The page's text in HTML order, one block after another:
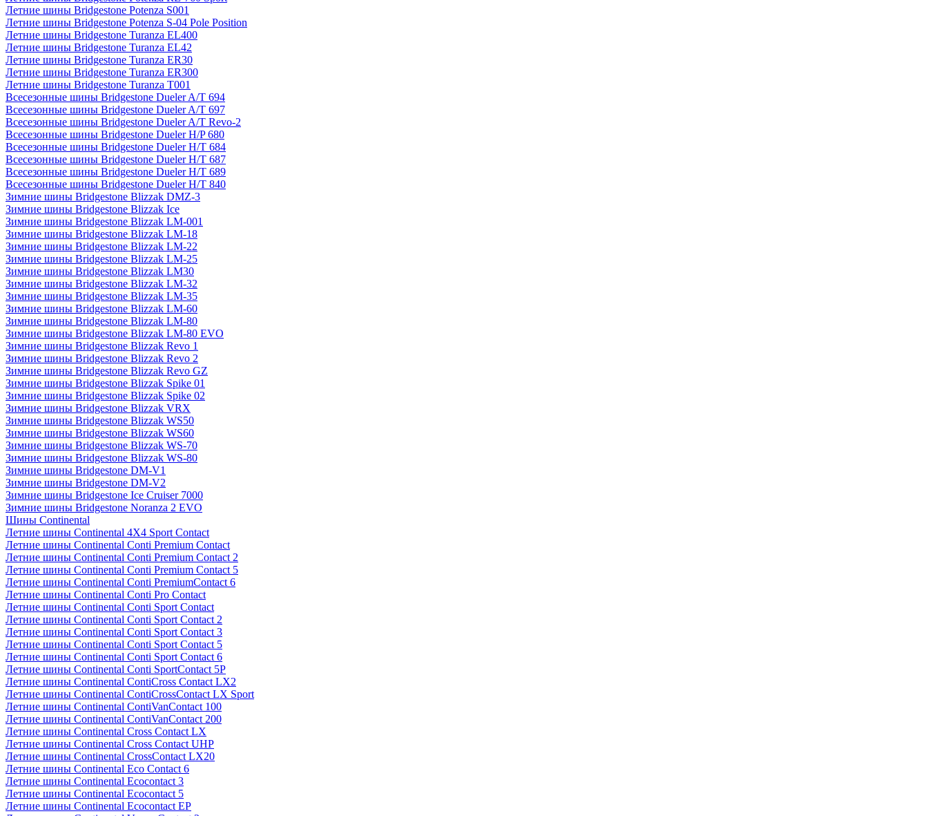
Летние шины Bridgestone Potenza S001
Летние шины Bridgestone Potenza S-04 Pole Position
Летние шины Bridgestone Turanza EL400
Летние шины Bridgestone Turanza EL42
Летние шины Bridgestone Turanza ER30
Летние шины Bridgestone Turanza ER300
Летние шины Bridgestone Turanza T001
Всесезонные шины Bridgestone Dueler A/T 694
Всесезонные шины Bridgestone Dueler A/T 697
Всесезонные шины Bridgestone Dueler A/T Revo-2
Всесезонные шины Bridgestone Dueler H/P 680
Всесезонные шины Bridgestone Dueler H/T 684
Всесезонные шины Bridgestone Dueler H/T 687
Всесезонные шины Bridgestone Dueler H/T 689
Всесезонные шины Bridgestone Dueler H/T 840
Зимние шины Bridgestone Blizzak DMZ-3
Зимние шины Bridgestone Blizzak Ice
Зимние шины Bridgestone Blizzak LM-001
Зимние шины Bridgestone Blizzak LM-18
Зимние шины Bridgestone Blizzak LM-22
Зимние шины Bridgestone Blizzak LM-25
Зимние шины Bridgestone Blizzak LM30
Зимние шины Bridgestone Blizzak LM-32
Зимние шины Bridgestone Blizzak LM-35
Зимние шины Bridgestone Blizzak LM-60
Зимние шины Bridgestone Blizzak LM-80
Зимние шины Bridgestone Blizzak LM-80 EVO
Зимние шины Bridgestone Blizzak Revo 1
Зимние шины Bridgestone Blizzak Revo 2
Зимние шины Bridgestone Blizzak Revo GZ
Зимние шины Bridgestone Blizzak Spike 01
Зимние шины Bridgestone Blizzak Spike 02
Зимние шины Bridgestone Blizzak VRX
Зимние шины Bridgestone Blizzak WS50
Зимние шины Bridgestone Blizzak WS60
Зимние шины Bridgestone Blizzak WS-70
Зимние шины Bridgestone Blizzak WS-80
Зимние шины Bridgestone DM-V1
Зимние шины Bridgestone DM-V2
Зимние шины Bridgestone Ice Cruiser 7000
Зимние шины Bridgestone Noranza 2 EVO
Шины Continental
Летние шины Continental 4X4 Sport Contact
Летние шины Continental Conti Premium Contact
Летние шины Continental Conti Premium Contact 2
Летние шины Continental Conti Premium Contact 5
Летние шины Continental Conti PremiumContact 6
Летние шины Continental Conti Pro Contact
Летние шины Continental Conti Sport Contact
Летние шины Continental Conti Sport Contact 2
Летние шины Continental Conti Sport Contact 3
Летние шины Continental Conti Sport Contact 5
Летние шины Continental Conti Sport Contact 6
Летние шины Continental Conti SportContact 5P
Летние шины Continental ContiCross Contact LX2
Летние шины Continental ContiCrossContact LX Sport
Летние шины Continental ContiVanContact 100
Летние шины Continental ContiVanContact 200
Летние шины Continental Cross Contact LX
Летние шины Continental Cross Contact UHP
Летние шины Continental CrossContact LX20
Летние шины Continental Eco Contact 6
Летние шины Continental Ecocontact 3
Летние шины Continental Ecocontact 5
Летние шины Continental Ecocontact EP